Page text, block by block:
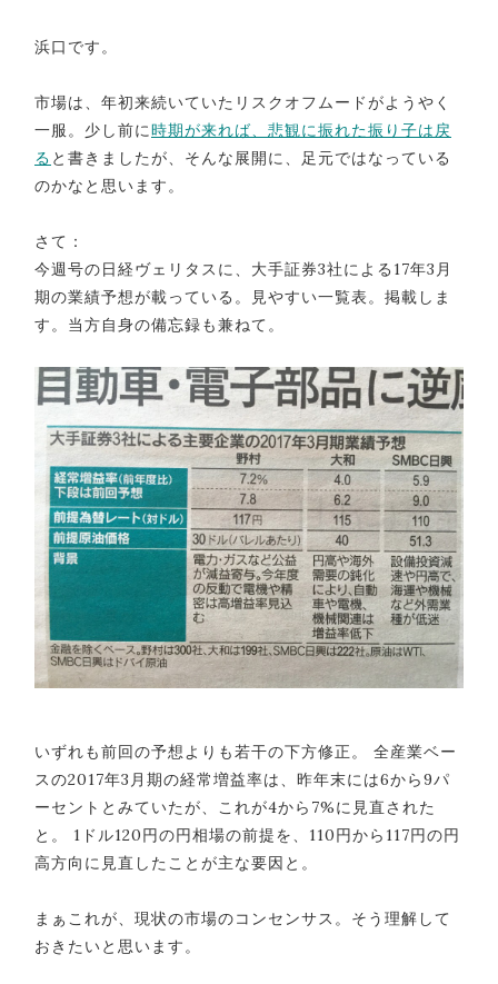
浜口です。
市場は、年初来続いていたリスクオフムードがようやく
一服。少し前に時期が来れば、悲観に振れた振り子は戻
る と書きましたが、そんな展開に、足元ではなっている
のかなと思います。
さて：
今週号の日経ヴェリタスに、大手証券3社による17年3月
期の業績予想が載っている。見やすい一覧表。掲載しま
す。当方自身の備忘録も兼ねて。
いずれも前回の予想よりも若干の下方修正。 全産業ベー
スの2017年3月期の経常増益率は、昨年末には6から9パ
ーセントとみていたが、これが4から7%に見直された
と。 1ドル120円の円相場の前提を、110円から117円の円
高方向に見直したことが主な要因と。
まぁこれが、現状の市場のコンセンサス。そう理解して
おきたいと思います。